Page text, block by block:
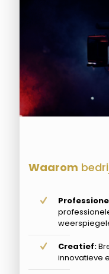
Waarom
Creatief:
innovatieve